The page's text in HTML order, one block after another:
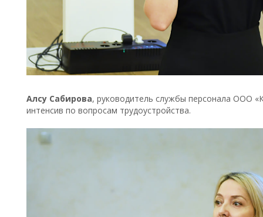
Алсу Сабирова, руководитель службы персонала ООО
интенсив по вопросам трудоустройства.